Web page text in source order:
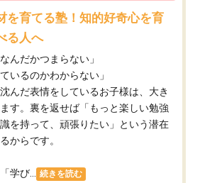
を育てる塾！知的好奇心を育
る人へ
んだかつまらない」
いるのかわからない」
んだ表情をしているお子様は、大き
す。裏を返せば「もっと楽しい勉強
を持って、頑張りたい」という潜在
からです。
学び... 続きを読む